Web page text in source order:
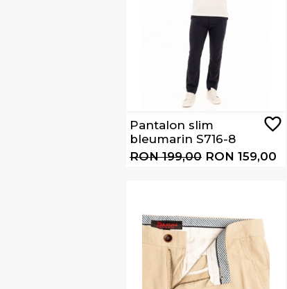
Pantalon slim
bleumarin S716-8
RON 199,00 RON 159,00